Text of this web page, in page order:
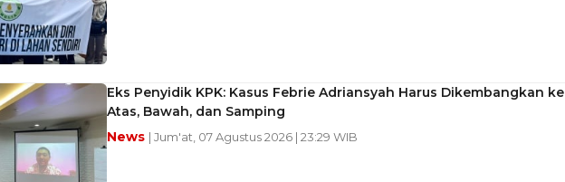
Eks Penyidik KPK: Kasus Febrie Adriansyah Harus Dikembangkan ke
Atas, Bawah, dan Samping
News | Jum'at, 07 Agustus 2026 | 23:29 WIB